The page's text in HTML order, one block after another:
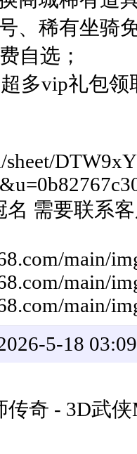
、稀有坐骑
自选；
多vip礼包领
sheet/
名 需要联系
main/
main/
main/
5-18
传奇 - 3D武